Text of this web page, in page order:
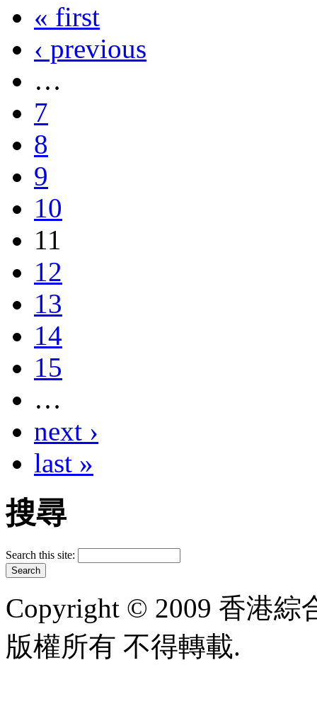
« first
‹ previous
…
7
8
9
10
11
12
13
14
15
…
next ›
last »
搜尋
Search this site:
Copyright © 2009 香港綜
版權所有 不得轉載.